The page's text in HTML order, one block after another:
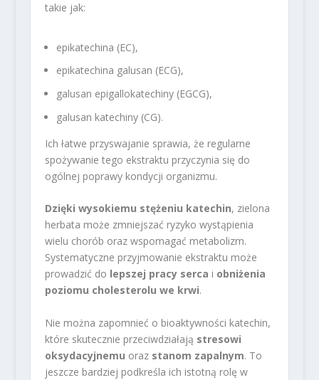
takie jak:
epikatechina (EC),
epikatechina galusan (ECG),
galusan epigallokatechiny (EGCG),
galusan katechiny (CG).
Ich łatwe przyswajanie sprawia, że regularne
spożywanie tego ekstraktu przyczynia się do
ogólnej poprawy kondycji organizmu.
Dzięki wysokiemu stężeniu katechin, zielona
herbata może zmniejszać ryzyko wystąpienia
wielu chorób oraz wspomagać metabolizm.
Systematyczne przyjmowanie ekstraktu może
prowadzić do lepszej pracy serca i obniżenia
poziomu cholesterolu we krwi.
Nie można zapomnieć o bioaktywności katechin,
które skutecznie przeciwdziałają stresowi
oksydacyjnemu oraz stanom zapalnym. To
jeszcze bardziej podkreśla ich istotną rolę w